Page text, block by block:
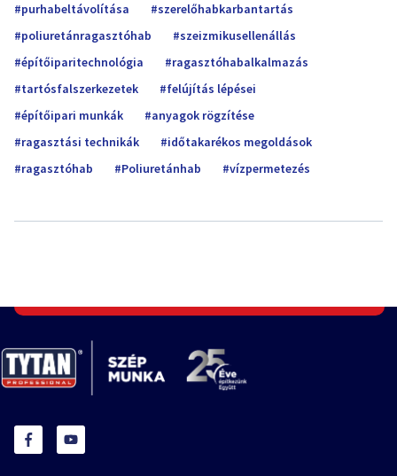
purhabeltávolítása
szerelőhabkarbantartás
poliuretánragasztóhab
szeizmikusellenállás
építőiparitechnológia
ragasztóhabalkalmazás
tartósfalszerkezetek
felújítás lépései
építőipari munkák
anyagok rögzítése
ragasztási technikák
időtakarékos megoldások
ragasztóhab
Poliuretánhab vízpermetezés